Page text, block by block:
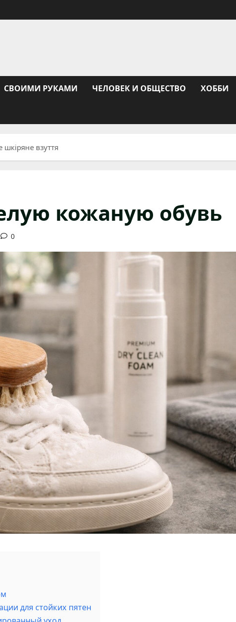
СВОИМИ РУКАМИ ЧЕЛОВЕК И ОБЩЕСТВО ХОББИ
шкіряне взуття
кожаную обувь
0
для стойких пятен